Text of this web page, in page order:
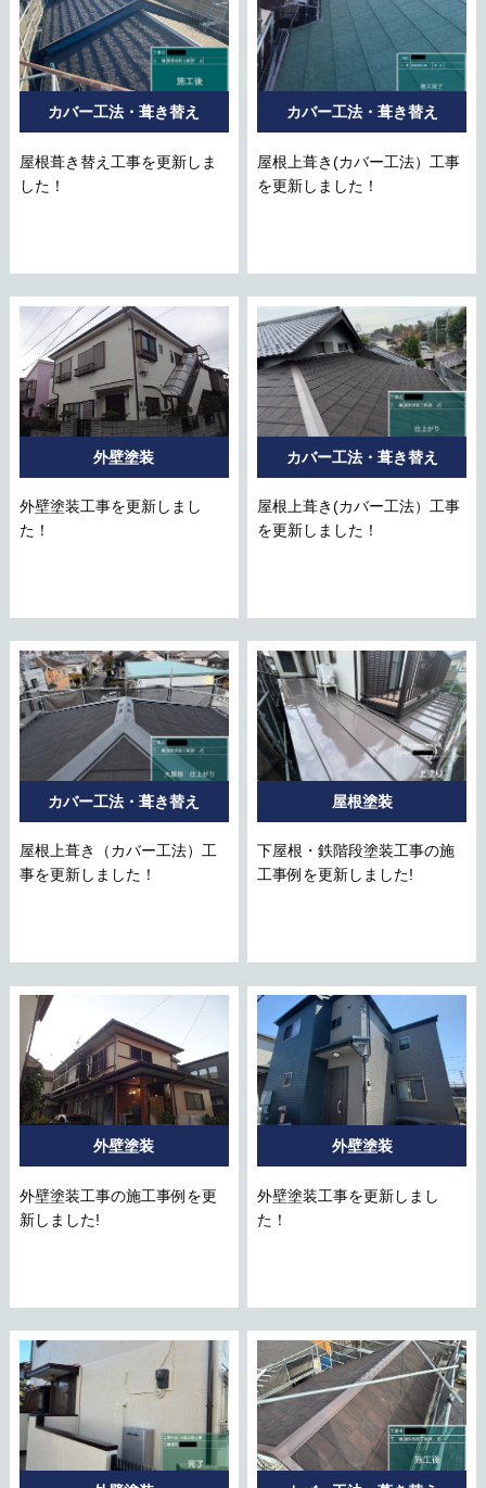
カバー工法・葺き替え
屋根葺き替え工事を更新しま
した！
カバー工法・葺き替え
屋根上葺き(カバー工法）工事
を更新しました！
外壁塗装
外壁塗装工事を更新しまし
た！
カバー工法・葺き替え
屋根上葺き(カバー工法）工事
を更新しました！
カバー工法・葺き替え
屋根上葺き（カバー工法）工
事を更新しました！
屋根塗装
下屋根・鉄階段塗装工事の施
工事例を更新しました!
外壁塗装
外壁塗装工事の施工事例を更
新しました!
外壁塗装
外壁塗装工事を更新しまし
た！